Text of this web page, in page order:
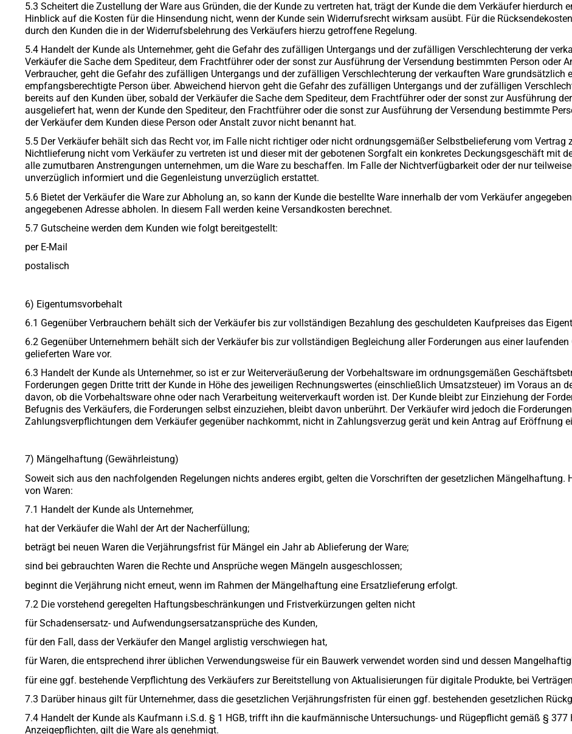
5.3 Scheitert die Zustellung der Ware aus Gründen, die der Kunde zu vertreten hat, trägt der Kunde die dem Verkäufer hierdurch
Hinblick auf die Kosten für die Hinsendung nicht, wenn der Kunde sein Widerrufsrecht wirksam ausübt. Für die
durch den Kunden die in der Widerrufsbelehrung des Verkäufers hierzu getroffene Regelung.
5.4 Handelt der Kunde als Unternehmer, geht die Gefahr des zufälligen Untergangs und der zufälligen Verschlechterung der
Verkäufer die Sache dem Spediteur, dem Frachtführer oder der sonst zur Ausführung der Versendung bestimmten Person oder
Verbraucher, geht die Gefahr des zufälligen Untergangs und der zufälligen Verschlechterung der verkauften Ware grundsätzlich
empfangsberechtigte Person über. Abweichend hiervon geht die Gefahr des zufälligen Untergangs und der zufälligen
bereits auf den Kunden über, sobald der Verkäufer die Sache dem Spediteur, dem Frachtführer oder der sonst zur Ausführung
ausgeliefert hat, wenn der Kunde den Spediteur, den Frachtführer oder die sonst zur Ausführung der Versendung bestimmte
der Verkäufer dem Kunden diese Person oder Anstalt zuvor nicht benannt hat.
5.5 Der Verkäufer behält sich das Recht vor, im Falle nicht richtiger oder nicht ordnungsgemäßer Selbstbelieferung vom
Nichtlieferung nicht vom Verkäufer zu vertreten ist und dieser mit der gebotenen Sorgfalt ein konkretes Deckungsgeschäft mit
alle zumutbaren Anstrengungen unternehmen, um die Ware zu beschaffen. Im Falle der Nichtverfügbarkeit oder der nur
unverzüglich informiert und die Gegenleistung unverzüglich erstattet.
5.6 Bietet der Verkäufer die Ware zur Abholung an, so kann der Kunde die bestellte Ware innerhalb der vom Verkäufer
angegebenen Adresse abholen. In diesem Fall werden keine Versandkosten berechnet.
5.7 Gutscheine werden dem Kunden wie folgt bereitgestellt:
per E-Mail
postalisch
6) Eigentumsvorbehalt
6.1 Gegenüber Verbrauchern behält sich der Verkäufer bis zur vollständigen Bezahlung des geschuldeten Kaufpreises das
6.2 Gegenüber Unternehmern behält sich der Verkäufer bis zur vollständigen Begleichung aller Forderungen aus einer
gelieferten Ware vor.
6.3 Handelt der Kunde als Unternehmer, so ist er zur Weiterveräußerung der Vorbehaltsware im ordnungsgemäßen
Forderungen gegen Dritte tritt der Kunde in Höhe des jeweiligen Rechnungswertes (einschließlich Umsatzsteuer) im Voraus an
davon, ob die Vorbehaltsware ohne oder nach Verarbeitung weiterverkauft worden ist. Der Kunde bleibt zur Einziehung der
Befugnis des Verkäufers, die Forderungen selbst einzuziehen, bleibt davon unberührt. Der Verkäufer wird jedoch die
Zahlungsverpflichtungen dem Verkäufer gegenüber nachkommt, nicht in Zahlungsverzug gerät und kein Antrag auf Eröffnung
7) Mängelhaftung (Gewährleistung)
Soweit sich aus den nachfolgenden Regelungen nichts anderes ergibt, gelten die Vorschriften der gesetzlichen Mängelhaftung.
von Waren:
7.1 Handelt der Kunde als Unternehmer,
hat der Verkäufer die Wahl der Art der Nacherfüllung;
beträgt bei neuen Waren die Verjährungsfrist für Mängel ein Jahr ab Ablieferung der Ware;
sind bei gebrauchten Waren die Rechte und Ansprüche wegen Mängeln ausgeschlossen;
beginnt die Verjährung nicht erneut, wenn im Rahmen der Mängelhaftung eine Ersatzlieferung erfolgt.
7.2 Die vorstehend geregelten Haftungsbeschränkungen und Fristverkürzungen gelten nicht
für Schadensersatz- und Aufwendungsersatzansprüche des Kunden,
für den Fall, dass der Verkäufer den Mangel arglistig verschwiegen hat,
für Waren, die entsprechend ihrer üblichen Verwendungsweise für ein Bauwerk verwendet worden sind und dessen
für eine ggf. bestehende Verpflichtung des Verkäufers zur Bereitstellung von Aktualisierungen für digitale Produkte, bei
7.3 Darüber hinaus gilt für Unternehmer, dass die gesetzlichen Verjährungsfristen für einen ggf. bestehenden gesetzlichen
7.4 Handelt der Kunde als Kaufmann i.S.d. § 1 HGB, trifft ihn die kaufmännische Untersuchungs- und Rügepflicht gemäß § 377
Anzeigepflichten, gilt die Ware als genehmigt.